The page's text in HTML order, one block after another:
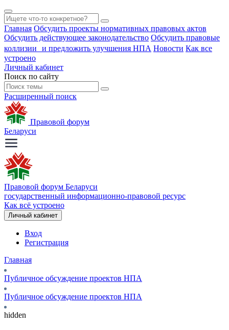
Главная Обсудить проекты нормативных правовых актов
Обсудить действующее законодательство Обсудить правовые
коллизии и предложить улучшения НПА Новости Как все
устроено
Личный кабинет
Поиск по сайту
Расширенный поиск
Правовой форум
Беларуси
Правовой форум Беларуси
государственный информационно-правовой ресурс
Как всё устроено
Личный кабинет
Вход
Регистрация
Главная
Публичное обсуждение проектов НПА
Публичное обсуждение проектов НПА
hidden